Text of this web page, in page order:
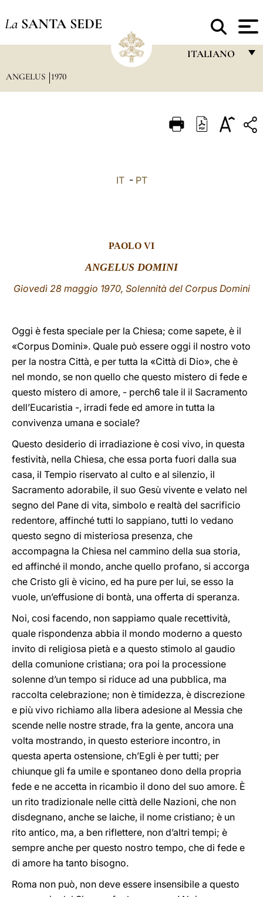
La SANTA SEDE
ITALIANO
ITALIANO
LATINE
ANGELUS 1970
IT- PT
PAOLO VI
ANGELUS DOMINI
Giovedì 28 maggio 1970, Solennità del Corpus Domini
Oggi è festa speciale per la Chiesa; come sapete, è il
«Corpus Domini». Quale può essere oggi il nostro voto
per la nostra Città, e per tutta la «Città di Dio», che è
nel mondo, se non quello che questo mistero di fede e
questo mistero di amore, - perch6 tale il il Sacramento
dell’Eucaristia -, irradi fede ed amore in tutta la
convivenza umana e sociale?
Questo desiderio di irradiazione è cosi vivo, in questa
festività, nella Chiesa, che essa porta fuori dalla sua
casa, il Tempio riservato al culto e al silenzio, il
Sacramento adorabile, il suo Gesù vivente e velato nel
segno del Pane di vita, simbolo e realtà del sacrificio
redentore, affinché tutti lo sappiano, tutti lo vedano
questo segno di misteriosa presenza, che
accompagna la Chiesa nel cammino della sua storia,
ed affinché il mondo, anche quello profano, si accorga
che Cristo gli è vicino, ed ha pure per lui, se esso la
vuole, un’effusione di bontà, una offerta di speranza.
Noi, cosi facendo, non sappiamo quale recettività,
quale rispondenza abbia il mondo moderno a questo
invito di religiosa pietà e a questo stimolo al gaudio
della comunione cristiana; ora poi la processione
solenne d’un tempo si riduce ad una pubblica, ma
raccolta celebrazione; non è timidezza, è discrezione
e più vivo richiamo alla libera adesione al Messia che
scende nelle nostre strade, fra la gente, ancora una
volta mostrando, in questo esteriore incontro, in
questa aperta ostensione, ch’Egli è per tutti; per
chiunque gli fa umile e spontaneo dono della propria
fede e ne accetta in ricambio il dono del suo amore. È
un rito tradizionale nelle città delle Nazioni, che non
disdegnano, anche se laiche, il nome cristiano; è un
rito antico, ma, a ben riflettere, non d’altri tempi; è
sempre anche per questo nostro tempo, che di fede e
di amore ha tanto bisogno.
Roma non può, non deve essere insensibile a questo